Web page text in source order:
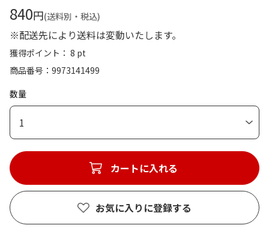
840円(送料別・税込)
※配送先により送料は変動いたします。
獲得ポイント： 8 pt
商品番号
9973141499
数量
1
カートに入れる
お気に入りに登録する